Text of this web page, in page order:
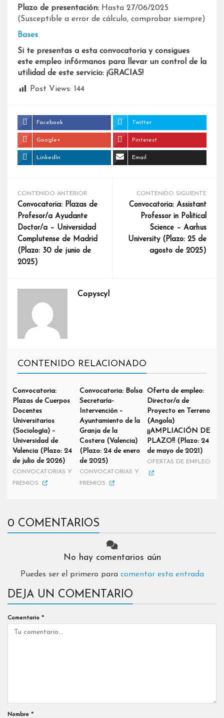
Plazo de presentación: Hasta 27/06/2025
(Susceptible a error de cálculo, comprobar siempre)
Bases
Si te presentas a esta convocatoria y consigues
este empleo infórmanos para llevar un control de la
utilidad de este servicio: ¡GRACIAS!
Post Views: 144
Facebook Twitter
Google+ Pinterest
LinkedIn Email
CONTENIDO ANTERIOR
Convocatoria: Plazas de
Profesor/a Ayudante
Doctor/a – Universidad
Complutense de Madrid
(Plazo: 30 de junio de
2025)
CONTENIDO SIGUIENTE
Convocatoria: Assistant
Professor in Political
Science – Aarhus
University (Plazo: 25 de
agosto de 2025)
Copyscyl
CONTENIDO RELACIONADO
Convocatoria:
Plazas de Cuerpos
Docentes
Universitarios
(Sociología) –
Universidad de
Valencia (Plazo: 24
de julio de 2026)
CONVOCATORIAS Y
PREMIOS
Convocatoria: Bolsa
Secretaría-
Intervención –
Ayuntamiento de la
Granja de la
Costera (Valencia)
(Plazo: 24 de enero
de 2025)
CONVOCATORIAS Y
PREMIOS
Oferta de empleo:
Director/a de
Proyecto en Terreno
(Angola)
¡¡AMPLIACIÓN DE
PLAZO!! (Plazo: 24
de mayo de 2021)
OFERTAS DE EMPLEO
0 COMENTARIOS
No hay comentarios aún
Puedes ser el primero para comentar esta entrada
DEJA UN COMENTARIO
Comentario *
Nombre *